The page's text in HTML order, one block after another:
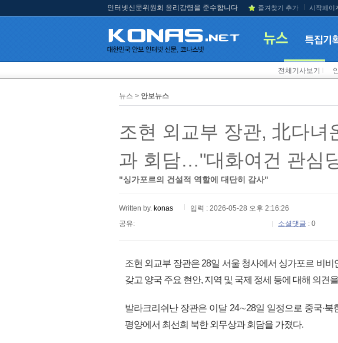
인터넷신문위원회 윤리강령을 준수합니다 즐겨찾기 추가 시작페이
전체기사보기
뉴스 > 안보뉴스
조현 외교부 장관, 北다녀
과 회담…"대화여건 관심
"싱가포르의 건설적 역할에 대단히 감사"
Written by. konas
입력 : 2026-05-28 오후 2:16:26
공유:
소셜댓글 : 0
조현 외교부 장관은 28일 서울 청사에서 싱가포르 비
갖고 양국 주요 현안, 지역 및 국제 정세 등에 대해 의견
발라크리쉬난 장관은 이달 24∼28일 일정으로 중국·북
평양에서 최선희 북한 외무상과 회담을 가졌다.